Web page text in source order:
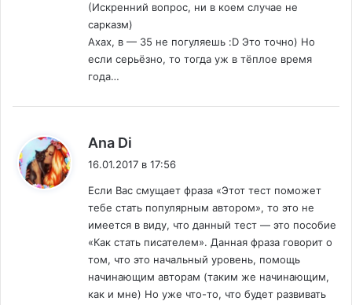
(Искренний вопрос, ни в коем случае не
сарказм)
Ахах, в — 35 не погуляешь :D Это точно) Но
если серьёзно, то тогда уж в тёплое время
года…
Ana Di
16.01.2017 в 17:56
Если Вас смущает фраза «Этот тест поможет
тебе стать популярным автором», то это не
имеется в виду, что данный тест — это пособие
«Как стать писателем». Данная фраза говорит о
том, что это начальный уровень, помощь
начинающим авторам (таким же начинающим,
как и мне) Но уже что-то, что будет развивать